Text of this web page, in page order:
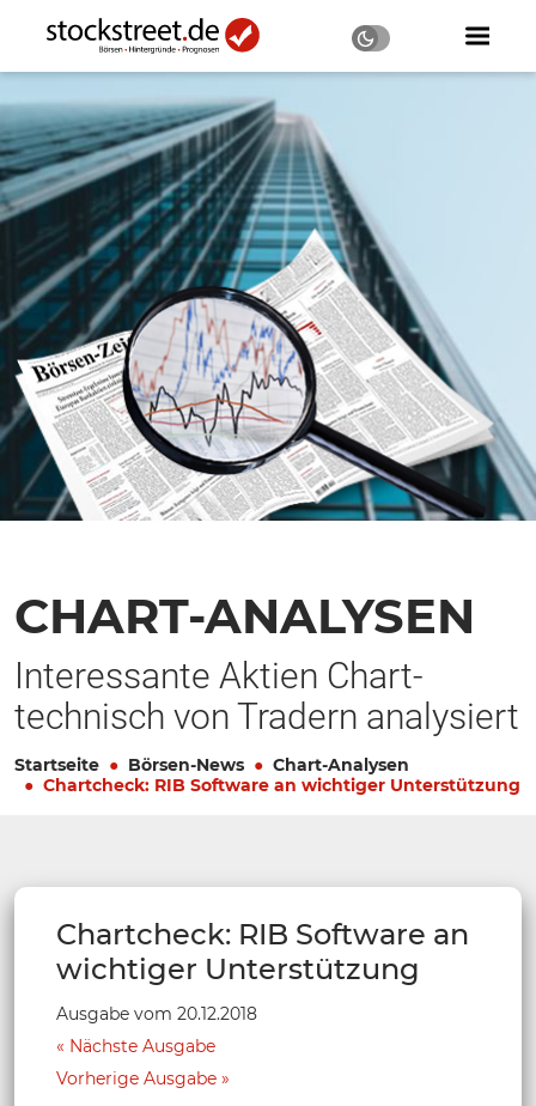
CHART-ANALYSEN
Interessante Aktien Chart-
technisch von Tradern analysiert
Startseite Börsen-News
Chart-Analysen
Chartcheck: RIB Software an wichtiger Unterstützung
Chartcheck: RIB Software an
wichtiger Unterstützung
Ausgabe vom 20.12.2018
Nächste Ausgabe
Vorherige Ausgabe